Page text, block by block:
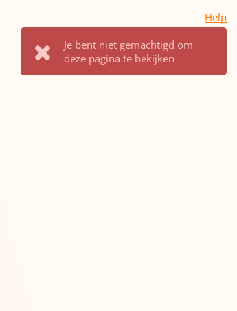
Help
Je bent niet gemachtigd om
deze pagina te bekijken